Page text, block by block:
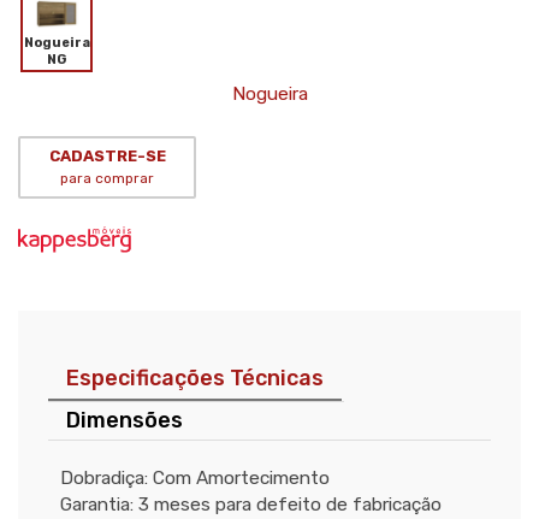
Nogueira
NG
Nogueira
CADASTRE-SE
para comprar
Especificações Técnicas
Dimensões
Dobradiça: Com Amortecimento
Garantia: 3 meses para defeito de fabricação